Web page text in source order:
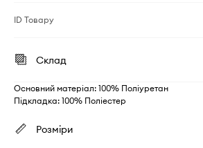
ID Товару
Склад
Основний матеріал: 100% Поліуретан
Підкладка: 100% Поліестер
Розміри